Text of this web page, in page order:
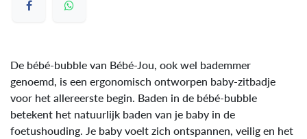
De bébé-bubble van Bébé-Jou, ook wel bademmer
genoemd, is een ergonomisch ontworpen baby-zitbadje
voor het allereerste begin. Baden in de bébé-bubble
betekent het natuurlijk baden van je baby in de
foetushouding. Je baby voelt zich ontspannen, veilig en het